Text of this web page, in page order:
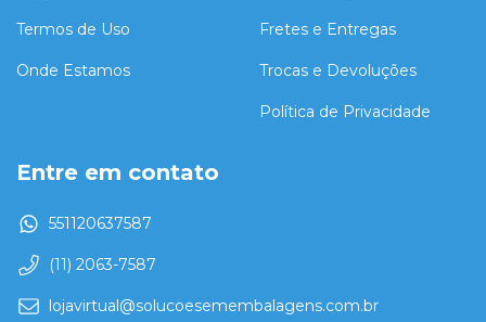
Termos de Uso
Onde Estamos
Fretes e Entregas
Trocas e Devoluções
Política de Privacidade
Entre em contato
551120637587
(11) 2063-7587
lojavirtual@solucoesemembalagens.com.br